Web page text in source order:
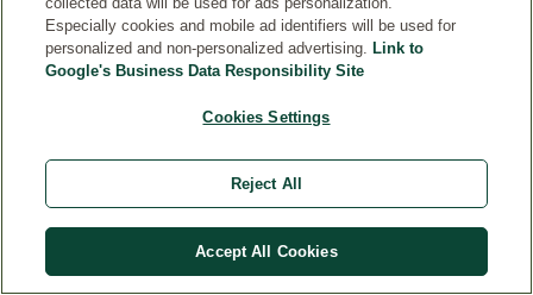
die
unsere
Produkte
Produkttest-
erhalten
Especially cookies and mobile ad identifiers will be used for
personalized and non-personalized advertising. Link to
Google's Business Data Responsibility Site
Cookies Settings
Reject All
Accept All Cookies